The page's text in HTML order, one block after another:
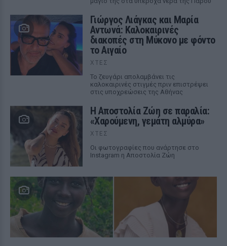
Γιώργος Λιάγκας και Μαρία
Αντωνά: Καλοκαιρινές
διακοπές στη Μύκονο με φόντο
το Αιγαίο
ΧΤΕΣ
Το ζευγάρι απολαμβάνει τις
καλοκαιρινές στιγμές πριν επιστρέψει
στις υποχρεώσεις της Αθήνας
Η Αποστολία Ζώη σε παραλία:
«Χαρούμενη, γεμάτη αλμύρα»
ΧΤΕΣ
Οι φωτογραφίες που ανάρτησε στο
Instagram η Αποστολία Ζώη